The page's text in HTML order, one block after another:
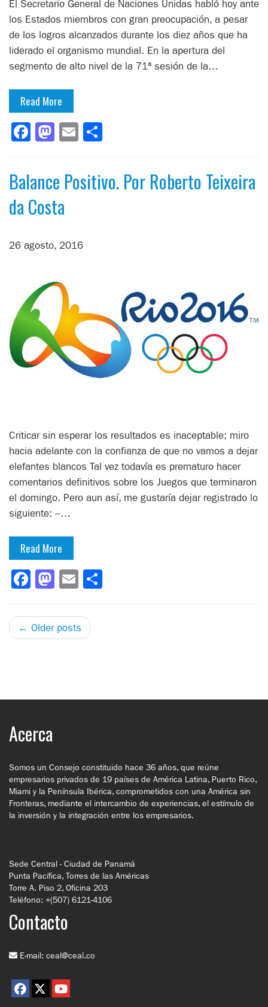
El Secretario General de Naciones Unidas habló hoy ante
los Estados miembros con gran preocupación, a pesar
de los logros alcanzados durante los diez años que ha
liderado el organismo mundial. En la apertura del
segmento de alto nivel de la 71ª sesión de la…
Read More
Facebook
Mastodon
Email
Balance Positivo. Por Roberto Teixeira
da Costa
26 agosto, 2016
Criticar sin esperar los resultados es inaceptable; miro
hacia adelante con la confianza de que no vamos a dejar
elefantes blancos Tal vez todavía es prematuro hacer
comentarios definitivos sobre los Juegos que terminaron
el domingo. Pero aun así, me gustaría dejar registrado lo
siguiente: –…
Read More
Facebook
Mastodon
Email
← Older posts
Acerca
Somos un Consejo constituido hace 36 años, que reúne
empresarios privados de 19 países de América Latina, Puerto Rico,
Miami y la Península Ibérica, comprometidos con una América sin
Fronteras, mediante el intercambio de experiencias, el estímulo de
la inversión y la integración entre los empresarios.
Sede Central - Ciudad de Panamá
Punta Pacífica, Torres de las Américas
Torre A. Piso 2, Oficina 203
Teléfono: +(507) 6121-4106
Contacto
E-mail: ceal@ceal.co